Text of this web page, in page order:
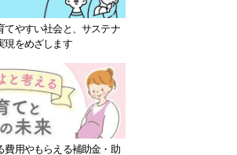
てやすい社会と、サステナ
現をめざします
費用やもらえる補助金・助